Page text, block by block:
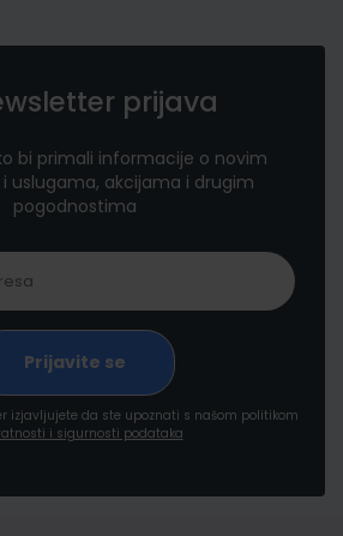
prijava
bi primali informacije o novim
uslugama, akcijama i drugim
pogodnostima
izjavljujete da ste upoznati s našom politikom
i sigurnosti podataka